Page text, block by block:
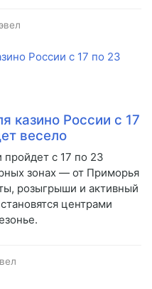
казино России с 17
весело
пройдет с 17 по 23
зонах — от Приморья
розыгрыши и активный
центрами